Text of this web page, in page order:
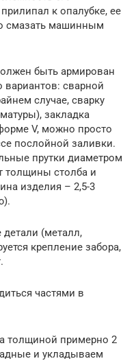
к опалубке, ее
смазать машинным
быть армирован
вариантов: сварной
случае, сварку
закладка
V, можно просто
послойной заливки.
прутки диаметром
толщины столба и
изделия – 2,5-3
детали (металл,
крепление забора,
частями в
толщиной примерно 2
и укладываем